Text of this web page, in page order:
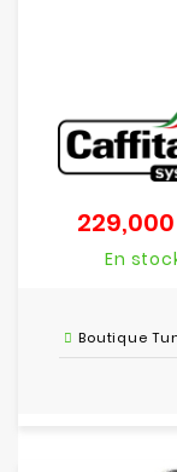
229,000
En
Boutique